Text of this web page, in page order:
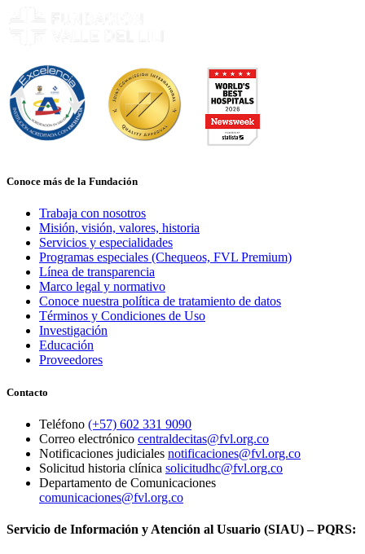
Conoce más de la Fundación
Trabaja con nosotros
Misión, visión, valores, historia
Servicios y especialidades
Programas especiales (Chequeos, FVL Premium)
Línea de transparencia
Marco legal y normativo
Conoce nuestra política de tratamiento de datos
Términos y Condiciones de Uso
Investigación
Educación
Proveedores
Contacto
Teléfono (+57) 602 331 9090
Correo electrónico centraldecitas@fvl.org.co
Notificaciones judiciales notificaciones@fvl.org.co
Solicitud historia clínica solicitudhc@fvl.org.co
Departamento de Comunicaciones
comunicaciones@fvl.org.co
Servicio de Información y Atención al Usuario (SIAU) – PQRS: